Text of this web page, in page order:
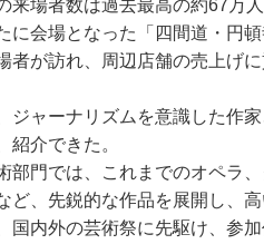
来場者数は過去最高の約67万
に会場となった「四間道・円
者が訪れ、周辺店舗の売上げ
ジャーナリズムを意識した作
紹介できた。
部門では、これまでのオペラ
ど、先鋭的な作品を展開し、高
国内外の芸術祭に先駆け、参